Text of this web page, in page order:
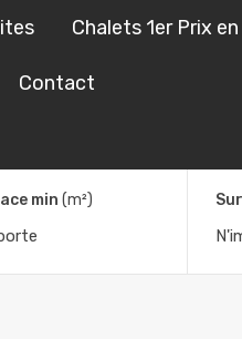
Chalets 1er Prix
Contact
min (m²)